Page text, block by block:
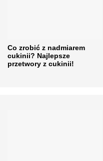
Co zrobić z nadmiarem
cukinii? Najlepsze
przetwory z cukinii!